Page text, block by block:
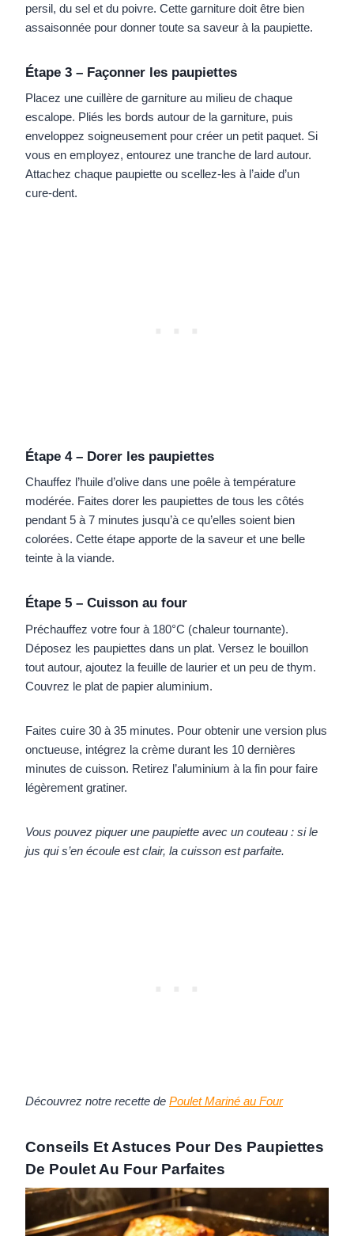
persil, du sel et du poivre. Cette garniture doit être bien
assaisonnée pour donner toute sa saveur à la paupiette.
Étape 3 – Façonner les paupiettes
Placez une cuillère de garniture au milieu de chaque
escalope. Pliés les bords autour de la garniture, puis
enveloppez soigneusement pour créer un petit paquet. Si
vous en employez, entourez une tranche de lard autour.
Attachez chaque paupiette ou scellez-les à l’aide d’un
cure-dent.
Étape 4 – Dorer les paupiettes
Chauffez l’huile d’olive dans une poêle à température
modérée. Faites dorer les paupiettes de tous les côtés
pendant 5 à 7 minutes jusqu’à ce qu’elles soient bien
colorées. Cette étape apporte de la saveur et une belle
teinte à la viande.
Étape 5 – Cuisson au four
Préchauffez votre four à 180°C (chaleur tournante).
Déposez les paupiettes dans un plat. Versez le bouillon
tout autour, ajoutez la feuille de laurier et un peu de thym.
Couvrez le plat de papier aluminium.
Faites cuire 30 à 35 minutes. Pour obtenir une version plus
onctueuse, intégrez la crème durant les 10 dernières
minutes de cuisson. Retirez l’aluminium à la fin pour faire
légèrement gratiner.
Vous pouvez piquer une paupiette avec un couteau : si le
jus qui s’en écoule est clair, la cuisson est parfaite.
Découvrez notre recette de Poulet Mariné au Four
Conseils Et Astuces Pour Des Paupiettes
De Poulet Au Four Parfaites